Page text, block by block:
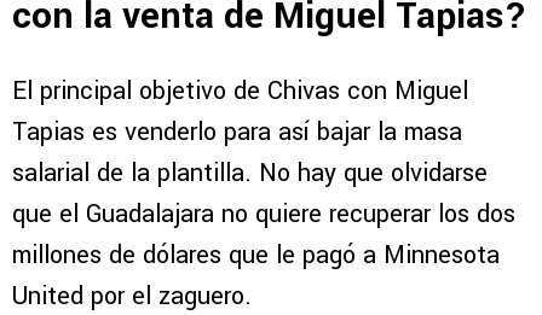
con la venta de Miguel Tapias?
El principal objetivo de Chivas con Miguel
Tapias es venderlo para así bajar la masa
salarial de la plantilla. No hay que olvidarse
que el Guadalajara no quiere recuperar los dos
millones de dólares que le pagó a Minnesota
United por el zaguero.